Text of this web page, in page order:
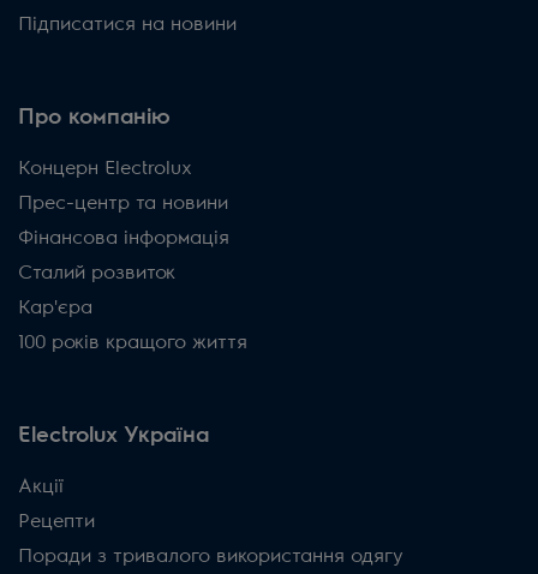
Підписатися на новини
Про компанію
Концерн Electrolux
Прес-центр та новини
Фінансова інформація
Сталий розвиток
Кар'єра
100 років кращого життя
Electrolux Україна
Акції
Рецепти
Поради з тривалого використання одягу